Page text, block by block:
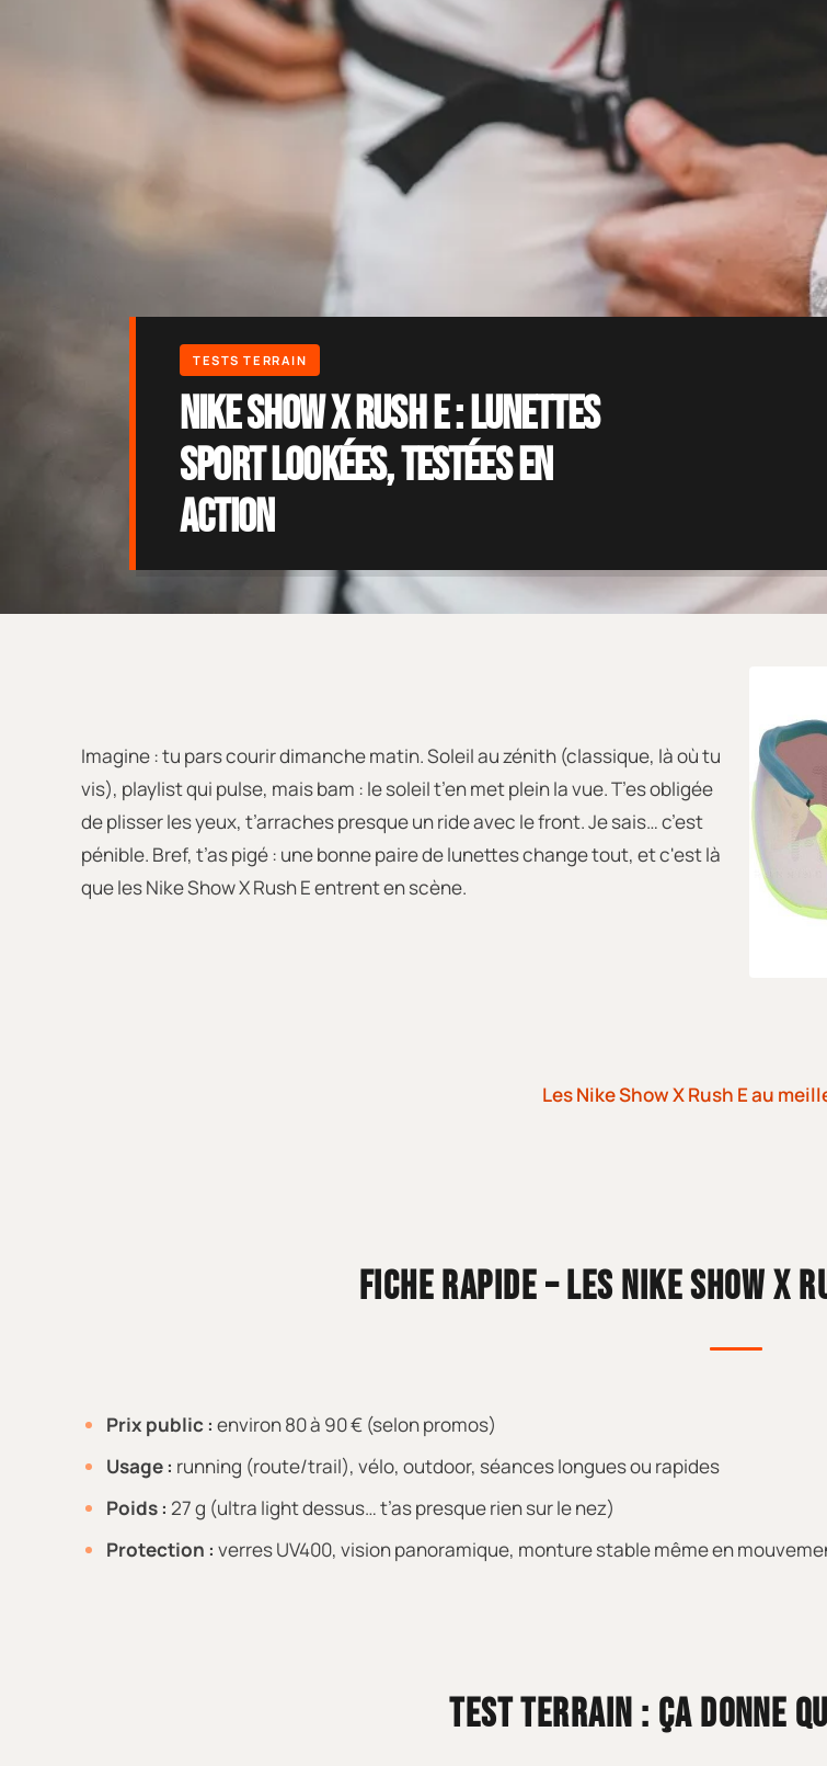
Nike Show X Rush E : lunettes
sport lookées, testées en
action
Imagine : tu pars courir dimanche matin. Soleil au zénith (classique, là où tu
vis), playlist qui pulse, mais bam : le soleil t’en met plein la vue. T’es obligée
de plisser les yeux, t’arraches presque un ride avec le front. Je sais… c’est
pénible. Bref, t’as pigé : une bonne paire de lunettes change tout, et c'est là
que les Nike Show X Rush E entrent en scène.
Les Nike Show X Rush E au
FICHE RAPIDE – LES NIKE SHOW X
Prix public : environ 80 à 90 € (selon promos)
Usage : running (route/trail), vélo, outdoor, séances longues ou rapides
Poids : 27 g (ultra light dessus… t’as presque rien sur le nez)
Protection : verres UV400, vision panoramique, monture stable même en
TEST TERRAIN : ÇA DONNE